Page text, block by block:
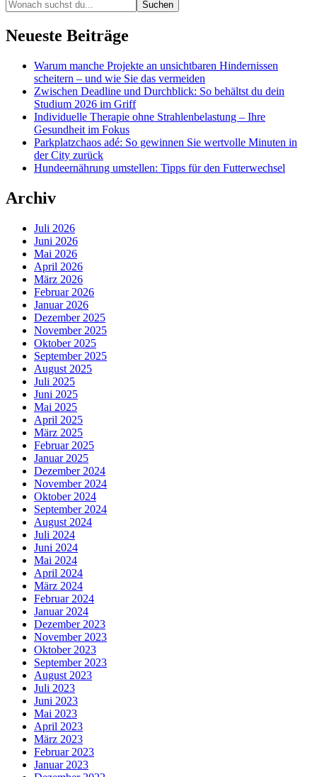
Neueste Beiträge
Warum manche Projekte an unsichtbaren Hindernissen
scheitern – und wie Sie das vermeiden
Zwischen Deadline und Durchblick: So behältst du dein
Studium 2026 im Griff
Individuelle Therapie ohne Strahlenbelastung – Ihre
Gesundheit im Fokus
Parkplatzchaos adé: So gewinnen Sie wertvolle Minuten in
der City zurück
Hundeernährung umstellen: Tipps für den Futterwechsel
Archiv
Juli 2026
Juni 2026
Mai 2026
April 2026
März 2026
Februar 2026
Januar 2026
Dezember 2025
November 2025
Oktober 2025
September 2025
August 2025
Juli 2025
Juni 2025
Mai 2025
April 2025
März 2025
Februar 2025
Januar 2025
Dezember 2024
November 2024
Oktober 2024
September 2024
August 2024
Juli 2024
Juni 2024
Mai 2024
April 2024
März 2024
Februar 2024
Januar 2024
Dezember 2023
November 2023
Oktober 2023
September 2023
August 2023
Juli 2023
Juni 2023
Mai 2023
April 2023
März 2023
Februar 2023
Januar 2023